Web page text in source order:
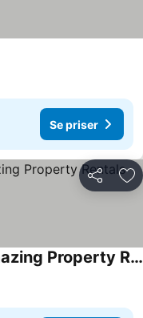
Se priser
Dela
1-Bedroom Cozy #18 by Amazing Property Rentals